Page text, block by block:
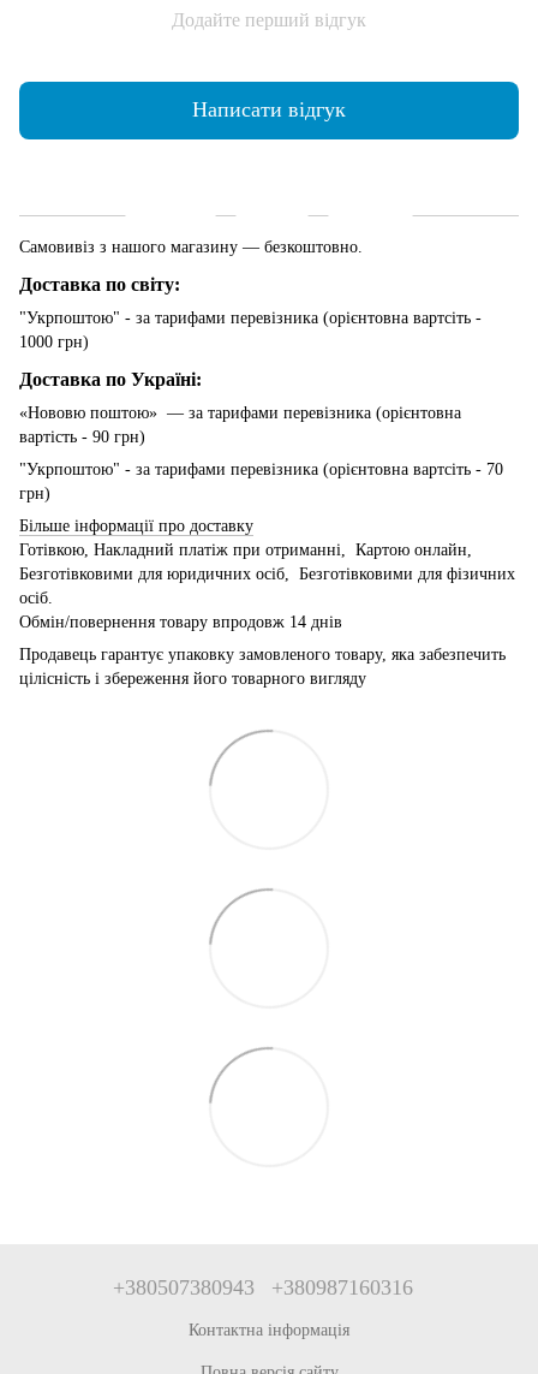
Додайте перший відгук
Написати відгук
Самовивіз з нашого магазину — безкоштовно.
Доставка по світу:
"Укрпоштою" - за тарифами перевізника (орієнтовна вартсіть -
1000 грн)
Доставка по Україні:
«Нововю поштою» — за тарифами перевізника (орієнтовна
вартість - 90 грн)
"Укрпоштою" - за тарифами перевізника (орієнтовна вартсіть - 70
грн)
Більше інформації про доставку
Готівкою, Накладний платіж при отриманні, Картою онлайн,
Безготівковими для юридичних осіб, Безготівковими для фізичних
осіб.
Обмін/повернення товару впродовж 14 днів
Продавець гарантує упаковку замовленого товару, яка забезпечить
цілісність і збереження його товарного вигляду
+380507380943 +380987160316
Контактна інформація